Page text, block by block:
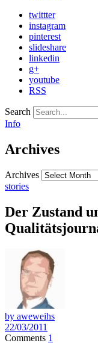
twittter
instagram
pinterest
slideshare
linkedin
g+
youtube
RSS
Search
Info
Archives
Archives
stories
Der Zustand
by aweweihs
22/03/2011
Comments 1